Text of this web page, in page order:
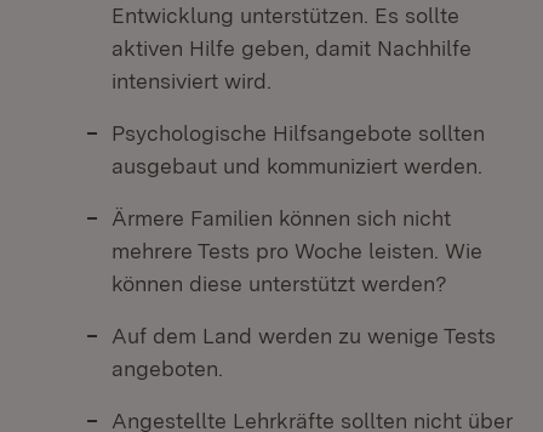
Entwicklung unterstützen. Es sollte
aktiven Hilfe geben, damit Nachhilfe
intensiviert wird.
Psychologische Hilfsangebote sollten
ausgebaut und kommuniziert werden.
Ärmere Familien können sich nicht
mehrere Tests pro Woche leisten. Wie
können diese unterstützt werden?
Auf dem Land werden zu wenige Tests
angeboten.
Angestellte Lehrkräfte sollten nicht über